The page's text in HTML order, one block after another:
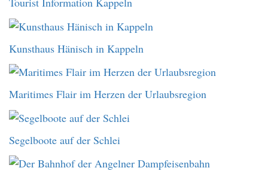
Kunsthaus Hänisch in Kappeln
Maritimes Flair im Herzen der Urlaubsregion
Segelboote auf der Schlei